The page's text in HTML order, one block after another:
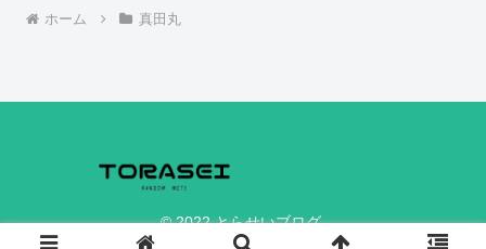
ホーム 真田丸
© 2022 とらせいブログ.